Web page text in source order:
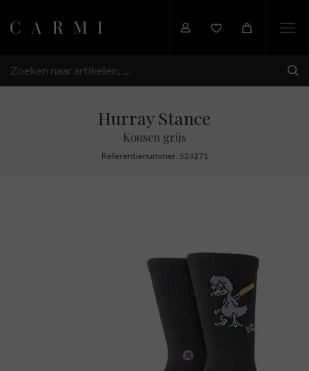
ZOEKEN
Hurray Stance
Kousen grijs
Referentienummer: 524271